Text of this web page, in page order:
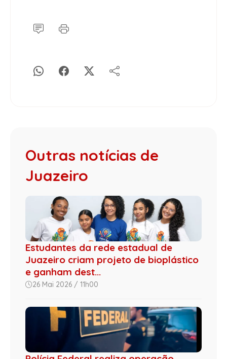
Outras notícias de
Juazeiro
Estudantes da rede estadual de
Juazeiro criam projeto de bioplástico
e ganham dest...
26 Mai 2026 / 11h00